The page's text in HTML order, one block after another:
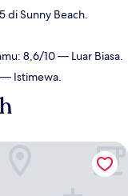
Sunny Beach.
8,6/10 — Luar Biasa.
Istimewa.
- ALL INCLUSIVE